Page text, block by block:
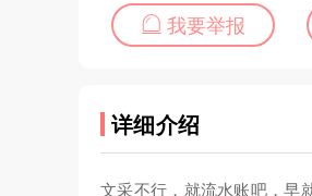
我要举报
详细介绍
文采不行，就流水账吧，早